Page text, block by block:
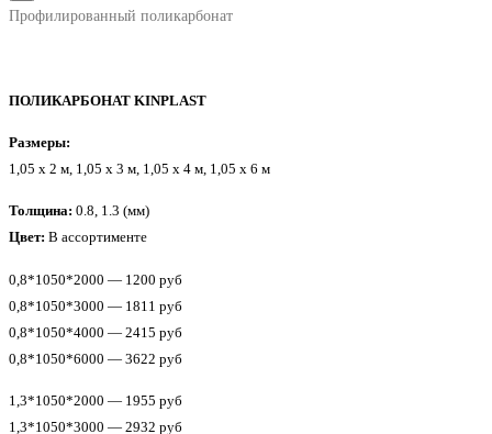
Профилированный поликарбонат
ПОЛИКАРБОНАТ KINPLAST
Размеры:
1,05 x 2 м, 1,05 x 3 м, 1,05 x 4 м, 1,05 x 6 м
Толщина: 0.8, 1.3 (мм)
Цвет: В ассортименте
0,8*1050*2000 — 1200 руб
0,8*1050*3000 — 1811 руб
0,8*1050*4000 — 2415 руб
0,8*1050*6000 — 3622 руб
1,3*1050*2000 — 1955 руб
1,3*1050*3000 — 2932 руб